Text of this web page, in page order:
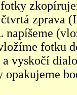
čtvrtá zprava
napíšeme
fotku
a vyskočí
opakujeme